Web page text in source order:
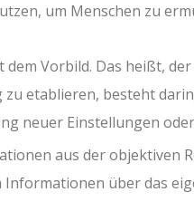
um Menschen zu
Vorbild. Das heißt,
zu etablieren, besteht
neuer Einstellungen
aus der objektiven
Informationen über das